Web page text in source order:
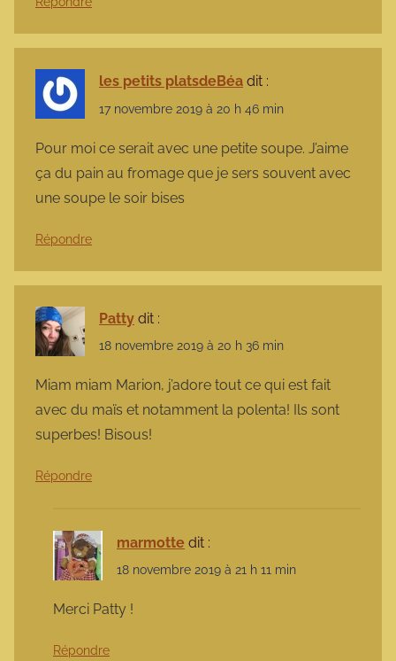
les petits platsdeBéa dit :
17 novembre 2019 à 20 h 46 min
Pour moi ce serait avec une petite soupe. J’aime
ça du pain au fromage que je sers souvent avec
une soupe le soir bises
Répondre
Patty dit :
18 novembre 2019 à 20 h 36 min
Miam miam Marion, j’adore tout ce qui est fait
avec du maïs et notamment la polenta! Ils sont
superbes! Bisous!
Répondre
marmotte dit :
18 novembre 2019 à 21 h 11 min
Merci Patty !
Répondre